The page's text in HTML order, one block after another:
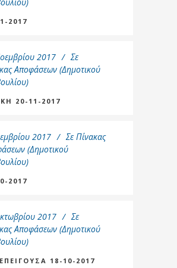
2017
2017
Σε
Αποφάσεων (Δημοτικού
20-11-2017
2017 Σε Πίνακας
(Δημοτικού
2017
2017
Σε
Αποφάσεων (Δημοτικού
18-10-2017